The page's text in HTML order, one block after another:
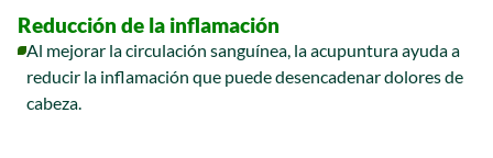
Reducción de la inflamación
Al mejorar la circulación sanguínea, la acupuntura ayuda a
reducir la inflamación que puede desencadenar dolores de
cabeza.